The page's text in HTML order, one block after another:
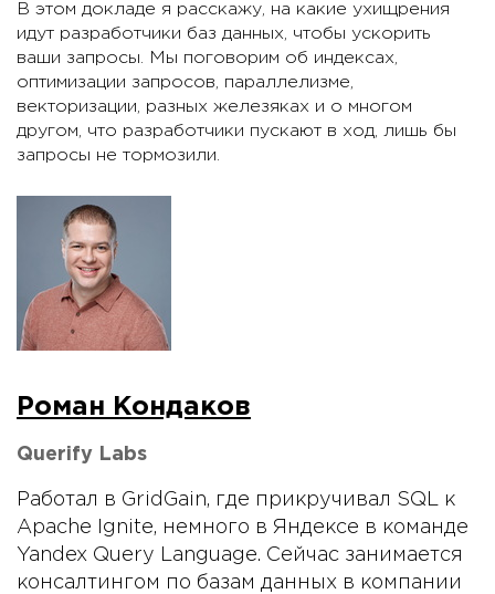
В этом докладе я расскажу, на какие ухищрения
идут разработчики баз данных, чтобы ускорить
ваши запросы. Мы поговорим об индексах,
оптимизации запросов, параллелизме,
векторизации, разных железяках и о многом
другом, что разработчики пускают в ход, лишь бы
запросы не тормозили.
Роман Кондаков
Querify Labs
Работал в GridGain, где прикручивал SQL к
Apache Ignite, немного в Яндексе в команде
Yandex Query Language. Сейчас занимается
консалтингом по базам данных в компании